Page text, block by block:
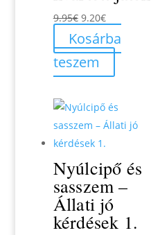
9.95€ Original
price
was:
9.95€.
9.20€Current
price
is:
Kosárba
teszem
Nyúlcipő és
sasszem –
Állati jó
kérdések 1.